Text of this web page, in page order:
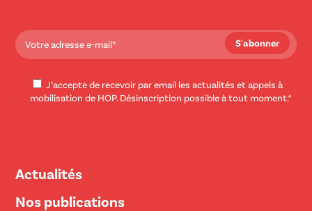
J’accepte de recevoir par email les actualités et appels à
mobilisation de HOP. Désinscription possible à tout moment.*
Actualités
Nos publications